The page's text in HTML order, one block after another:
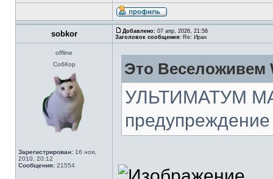
sobkor Добавлено: 07 апр, 2026, 21:58
Заголовок сообщения: Re: Иран
offline
СобКор
Зарегистрирован: 16 ноя,
2010, 20:12
Сообщения: 21554
Это Веселоживем
УЛЬТИМАТУМ